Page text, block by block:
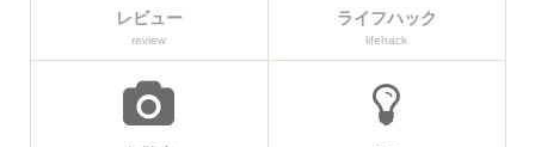
レビュー
review
ライフハック
lifehack